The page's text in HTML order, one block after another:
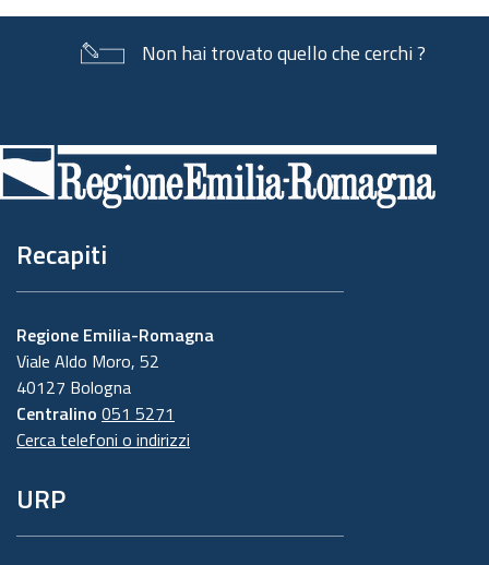
Non hai trovato quello che cerchi ?
di
pagina
Recapiti
Regione Emilia-Romagna
Viale Aldo Moro, 52
40127 Bologna
Centralino 051 5271
Cerca telefoni o indirizzi
URP